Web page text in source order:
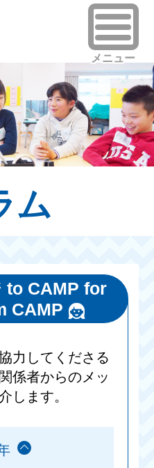
ム
to CAMP for
CAMP
力してくださる
係者からのメッ
します。